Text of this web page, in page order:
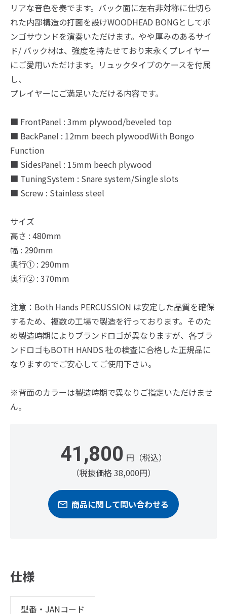
リアな音色を奏でます。バック面に左右非対称に仕切ら
れた内部構造の打面を設けWOODHEAD BONGとしてボ
ンゴサウンドを演奏いただけます。やや厚みのあるサイ
ド/ バック材は、強度を持たせており末永くプレイヤー
にご愛用いただけます。リュックタイプのケースを付属
し、
プレイヤーにご満足いただける内容です。
■ FrontPanel : 3mm plywood/beveled top
■ BackPanel : 12mm beech plywoodWith Bongo
Function
■ SidesPanel : 15mm beech plywood
■ TuningSystem : Snare system/Single slots
■ Screw : Stainless steel
サイズ
高さ : 480mm
幅 : 290mm
奥行① : 290mm
奥行② : 370mm
注意：Both Hands PERCUSSION は安定した品質を確保
するため、複数の工場で製造を行っております。そのた
め製造時期によりブランドロゴが異なりますが、各ブラ
ンドロゴもBOTH HANDS 社の検査に合格した正規品に
なりますのでご安心してご使用下さい。
※背面のカラーは製造時期で異なりご指定いただけませ
ん。
41,800 円（税込）
（税抜価格 38,000円）
商品に関して問い合わせる
仕様
型番・JANコード